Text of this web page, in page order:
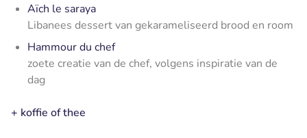
Aïch le saraya
Libanees dessert van gekarameliseerd brood en room
Hammour du chef
zoete creatie van de chef, volgens inspiratie van de
dag
+ koffie of thee